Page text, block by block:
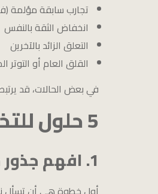
تجارب سابقة مؤلمة
انخفاض الثقة بالنفس
التعلق الزائد بالآخرين
القلق العام أو التوتر
في بعض الحالات، قد
5 حلول للتخلص من مشاعر الخوف من الفقد
1. افهم جذور خوفك